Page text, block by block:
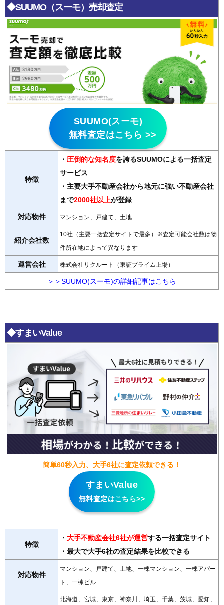
◆SUUMO（スーモ）売却査定
SUUMO(スーモ)
無料査定はこちら >>
特徴
・ 圧倒的な知名度を誇るSUUMOによる一括査定
サービス
・主要大手不動産会社から地元に強い不動産会社
まで2000社以上が登録
対応物件 マンション、戸建て、土地
紹介会社数
10社（主要一括査定サイトで最多）※査定可能会社数は物
件所在地によって異なります
運営会社 株式会社リクルート（東証プライム上場）
＞＞SUUMO(スーモ)の詳細記事はこちら
◆すまいValue
簡単60秒入力、大手6社に査定依頼できる！
すまいValue
無料査定はこちら>>
特徴
・ 大手不動産会社6社が運営する一括査定サイト
・最大で大手6社の査定結果を比較できる
対応物件
マンション、戸建て、土地、一棟マンション、一棟アパー
ト、一棟ビル
北海道、宮城、東京、神奈川、埼玉、千葉、茨城、愛知、